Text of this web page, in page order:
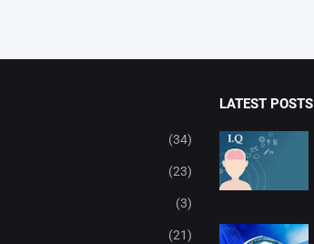
(34)
(23)
(3)
(21)
LATEST POSTS